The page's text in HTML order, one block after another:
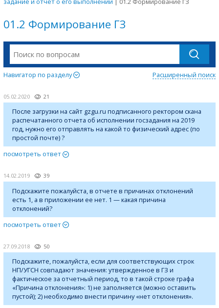
01.2 Формирование ГЗ
Навигатор по разделу Расширенный поиск
05.02.2020 21
После загрузки на сайт gzgu.ru подписанного ректором скана
распечатанного отчета об исполнении госзадания на 2019
год, нужно его отправлять на какой то физический адрес (по
простой почте) ?
посмотреть ответ
14.02.2019 39
Подскажите пожалуйста, в отчете в причинах отклонений
есть 1, а в приложении ее нет. 1 — какая причина
отклонений?
посмотреть ответ
27.09.2018 50
Подскажите, пожалуйста, если для соответствующих строк
НП/УГСН совпадают значения: утвержденное в ГЗ и
фактическое за отчетный период, то в такой строке графа
«Причина отклонения»: 1) не заполняется (можно оставить
пустой); 2) необходимо внести причину «нет отклонения».